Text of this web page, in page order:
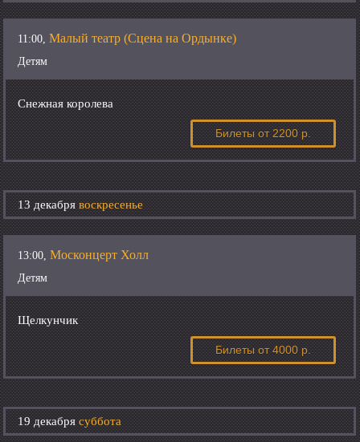
11:00,Малый театр (Сцена на Ордынке)
Детям
Снежная королева
Билеты от 2200 р.
13 декабрявоскресенье
13:00,Москонцерт Холл
Детям
Щелкунчик
Билеты от 4000 р.
19 декабрясуббота